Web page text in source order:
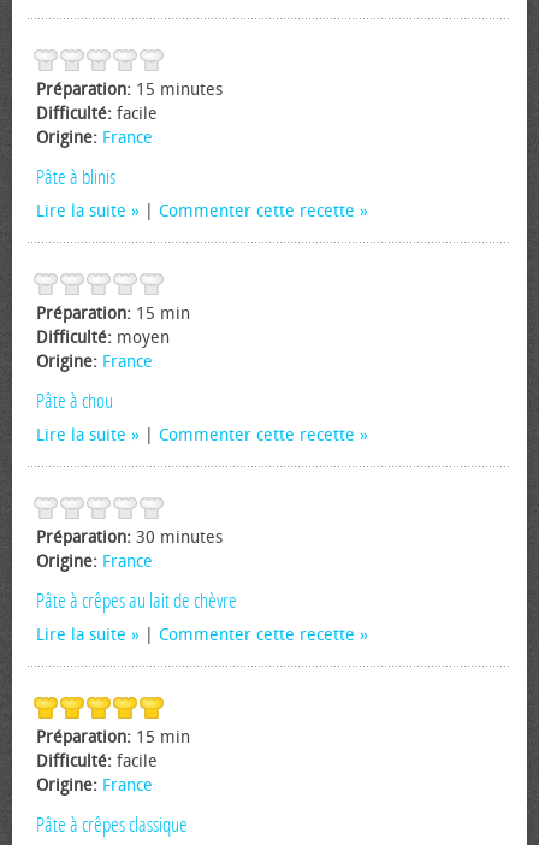
Préparation: 15 minutes
Difficulté: facile
Origine: France
Pâte à blinis
Lire la suite Commenter cette recette
Préparation: 15 min
Difficulté: moyen
Origine: France
Pâte à chou
Lire la suite Commenter cette recette
Préparation: 30 minutes
Origine: France
Pâte à crêpes au lait de chèvre
Lire la suite Commenter cette recette
Préparation: 15 min
Difficulté: facile
Origine: France
Pâte à crêpes classique